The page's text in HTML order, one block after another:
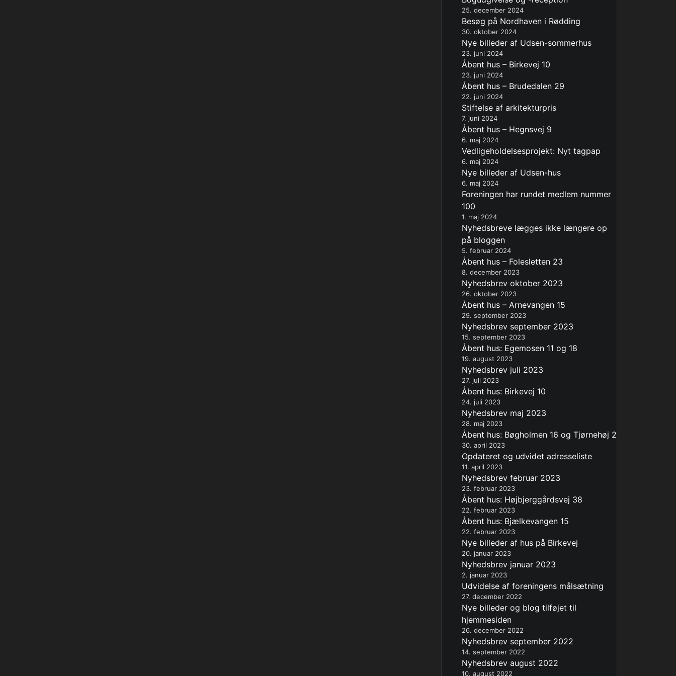
25. december 2024
Besøg på Nordhaven i Rødding
30. oktober 2024
Nye billeder af Udsen-sommerhus
23. juni 2024
Åbent hus – Birkevej 10
23. juni 2024
Åbent hus – Brudedalen 29
22. juni 2024
Stiftelse af arkitekturpris
7. juni 2024
Åbent hus – Hegnsvej 9
6. maj 2024
Vedligeholdelsesprojekt: Nyt tagpap
6. maj 2024
Nye billeder af Udsen-hus
6. maj 2024
Foreningen har rundet medlem nummer
100
1. maj 2024
Nyhedsbreve lægges ikke længere op
på bloggen
5. februar 2024
Åbent hus – Folesletten 23
8. december 2023
Nyhedsbrev oktober 2023
26. oktober 2023
Åbent hus – Arnevangen 15
29. september 2023
Nyhedsbrev september 2023
15. september 2023
Åbent hus: Egemosen 11 og 18
19. august 2023
Nyhedsbrev juli 2023
27. juli 2023
Åbent hus: Birkevej 10
24. juli 2023
Nyhedsbrev maj 2023
28. maj 2023
Åbent hus: Bøgholmen 16 og Tjørnehøj 2
30. april 2023
Opdateret og udvidet adresseliste
11. april 2023
Nyhedsbrev februar 2023
23. februar 2023
Åbent hus: Højbjerggårdsvej 38
22. februar 2023
Åbent hus: Bjælkevangen 15
22. februar 2023
Nye billeder af hus på Birkevej
20. januar 2023
Nyhedsbrev januar 2023
2. januar 2023
Udvidelse af foreningens målsætning
27. december 2022
Nye billeder og blog tilføjet til
hjemmesiden
26. december 2022
Nyhedsbrev september 2022
14. september 2022
Nyhedsbrev august 2022
10. august 2022